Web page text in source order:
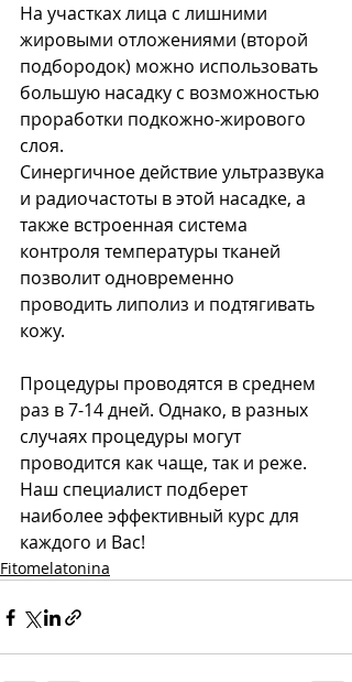
На участках лица с лишними
жировыми отложениями (второй
подбородок) можно использовать
большую насадку с возможностью
проработки подкожно-жирового
слоя.
Синергичное действие ультразвука
и радиочастоты в этой насадке, а
также встроенная система
контроля температуры тканей
позволит одновременно
проводить липолиз и подтягивать
кожу.
Процедуры проводятся в среднем
раз в 7-14 дней. Однако, в разных
случаях процедуры могут
проводится как чаще, так и реже.
Наш специалист подберет
наиболее эффективный курс для
каждого и Вас!
Fitomelatonina